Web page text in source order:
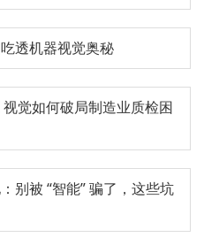
透机器视觉奥秘
觉如何破局制造业质检困
别被 “智能” 骗了，这些坑